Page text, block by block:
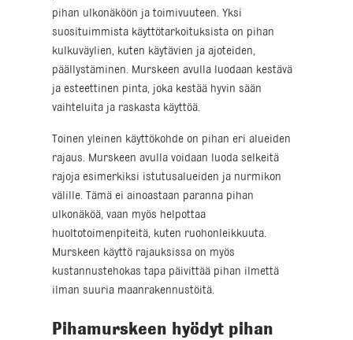
pihan ulkonäköön ja toimivuuteen. Yksi
suosituimmista käyttötarkoituksista on pihan
kulkuväylien, kuten käytävien ja ajoteiden,
päällystäminen. Murskeen avulla luodaan kestävä
ja esteettinen pinta, joka kestää hyvin sään
vaihteluita ja raskasta käyttöä.
Toinen yleinen käyttökohde on pihan eri alueiden
rajaus. Murskeen avulla voidaan luoda selkeitä
rajoja esimerkiksi istutusalueiden ja nurmikon
välille. Tämä ei ainoastaan paranna pihan
ulkonäköä, vaan myös helpottaa
huoltotoimenpiteitä, kuten ruohonleikkuuta.
Murskeen käyttö rajauksissa on myös
kustannustehokas tapa päivittää pihan ilmettä
ilman suuria maanrakennustöitä.
Pihamurskeen hyödyt pihan